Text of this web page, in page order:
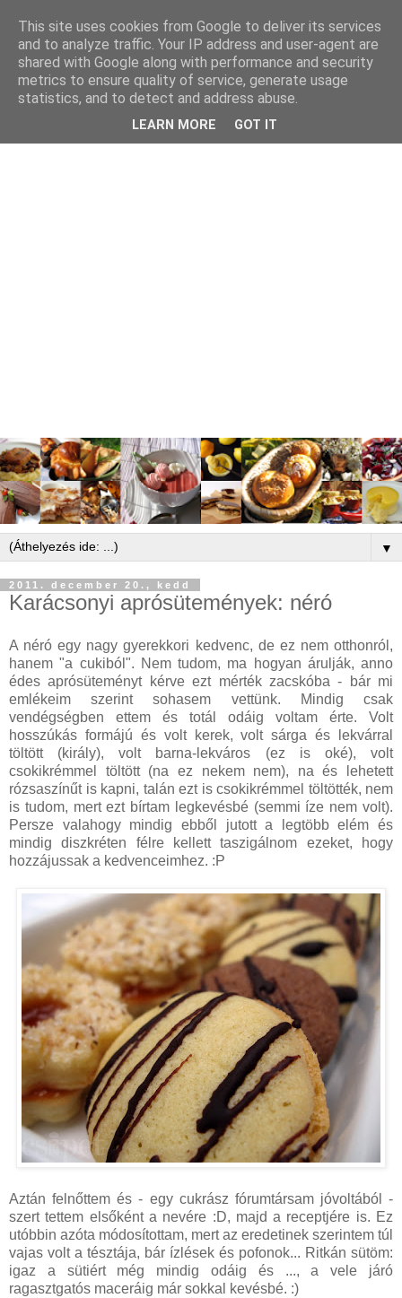
▼
2011. december 20., kedd
Karácsonyi aprósütemények: néró
A néró egy nagy gyerekkori kedvenc, de ez nem otthonról,
hanem "a cukiból". Nem tudom, ma hogyan árulják, anno
édes aprósüteményt kérve ezt mérték zacskóba - bár mi
emlékeim szerint sohasem vettünk. Mindig csak
vendégségben ettem és totál odáig voltam érte. Volt
hosszúkás formájú és volt kerek, volt sárga és lekvárral
töltött (király), volt barna-lekváros (ez is oké), volt
csokikrémmel töltött (na ez nekem nem), na és lehetett
rózsaszínűt is kapni, talán ezt is csokikrémmel töltötték, nem
is tudom, mert ezt bírtam legkevésbé (semmi íze nem volt).
Persze valahogy mindig ebből jutott a legtöbb elém és
mindig diszkréten félre kellett taszigálnom ezeket, hogy
hozzájussak a kedvenceimhez. :P
Aztán felnőttem és - egy cukrász fórumtársam jóvoltából -
szert tettem elsőként a nevére :D, majd a receptjére is. Ez
utóbbin azóta módosítottam, mert az eredetinek szerintem túl
vajas volt a tésztája, bár ízlések és pofonok... Ritkán sütöm:
igaz a sütiért még mindig odáig és ..., a vele járó
ragasztgatós maceráig már sokkal kevésbé. :)
This site uses cookies from Google to deliver its services
and to analyze traffic. Your IP address and user-agent are
shared with Google along with performance and security
metrics to ensure quality of service, generate usage
statistics, and to detect and address abuse.
LEARN MORE GOT IT